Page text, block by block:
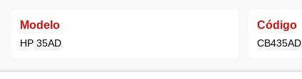
Modelo
HP 35AD
Código
CB435AD